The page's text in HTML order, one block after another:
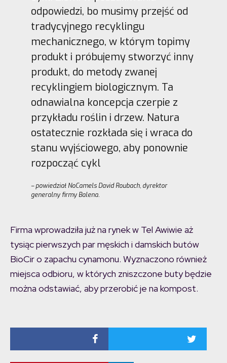
odpowiedzi, bo musimy przejść od
tradycyjnego recyklingu
mechanicznego, w którym topimy
produkt i próbujemy stworzyć inny
produkt, do metody zwanej
recyklingiem biologicznym. Ta
odnawialna koncepcja czerpie z
przykładu roślin i drzew. Natura
ostatecznie rozkłada się i wraca do
stanu wyjściowego, aby ponownie
rozpocząć cykl
– powiedział NoCamels David Roubach, dyrektor
generalny firmy Balena.
Firma wprowadziła już na rynek w Tel Awiwie aż
tysiąc pierwszych par męskich i damskich butów
BioCir o zapachu cynamonu. Wyznaczono również
miejsca odbioru, w których zniszczone buty będzie
można odstawiać, aby przerobić je na kompost.